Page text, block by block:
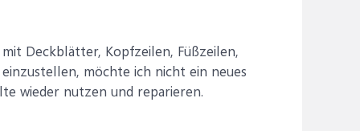
Deckblätter, Kopfzeilen, Füßzeilen,
möchte ich nicht ein neues
wieder nutzen und reparieren.